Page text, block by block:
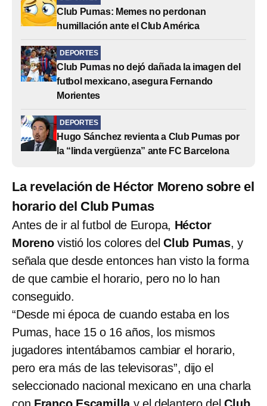
Club Pumas: Memes no perdonan
humillación ante el Club América
DEPORTES
Club Pumas no dejó dañada la imagen del
futbol mexicano, asegura Fernando
Morientes
DEPORTES
Hugo Sánchez revienta a Club Pumas por
la “linda vergüenza” ante FC Barcelona
La revelación de Héctor Moreno sobre el
horario del Club Pumas
Antes de ir al futbol de Europa, Héctor
Morenovistió los colores delClub Pumas, y
señala que desde entonces han visto la forma
de que cambie el horario, pero no lo han
conseguido.
“Desde mi época de cuando estaba en los
Pumas, hace 15 o 16 años, los mismos
jugadores intentábamos cambiar el horario,
pero era más de las televisoras”, dijo el
seleccionado nacional mexicano en una charla